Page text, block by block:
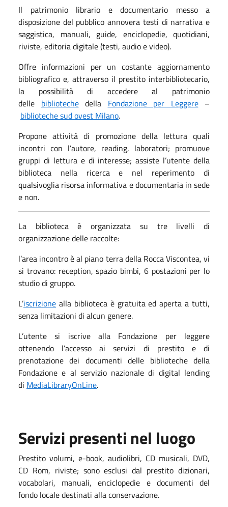
Il patrimonio librario e documentario messo a
disposizione del pubblico annovera testi di narrativa e
saggistica, manuali, guide, enciclopedie, quotidiani,
riviste, editoria digitale (testi, audio e video).
Offre informazioni per un costante aggiornamento
bibliografico e, attraverso il prestito interbibliotecario,
la possibilità di accedere al patrimonio
delle bibliotechedella Fondazione per Leggere–
biblioteche sud ovest Milano.
Propone attività di promozione della lettura quali
incontri con l’autore, reading, laboratori; promuove
gruppi di lettura e di interesse; assiste l’utente della
biblioteca nella ricerca e nel reperimento di
qualsivoglia risorsa informativa e documentaria in sede
e non.
La biblioteca è organizzata su tre livelli di
organizzazione delle raccolte:
l’area incontro è al piano terra della Rocca Viscontea, vi
si trovano: reception, spazio bimbi, 6 postazioni per lo
studio di gruppo.
L’iscrizione alla biblioteca è gratuita ed aperta a tutti,
senza limitazioni di alcun genere.
L’utente si iscrive alla Fondazione per leggere
ottenendo l’accesso ai servizi di prestito e di
prenotazione dei documenti delle biblioteche della
Fondazione e al servizio nazionale di digital lending
di MediaLibraryOnLine.
Servizi presenti nel luogo
Prestito volumi, e-book, audiolibri, CD musicali, DVD,
CD Rom, riviste; sono esclusi dal prestito dizionari,
vocabolari, manuali, enciclopedie e documenti del
fondo locale destinati alla conservazione.